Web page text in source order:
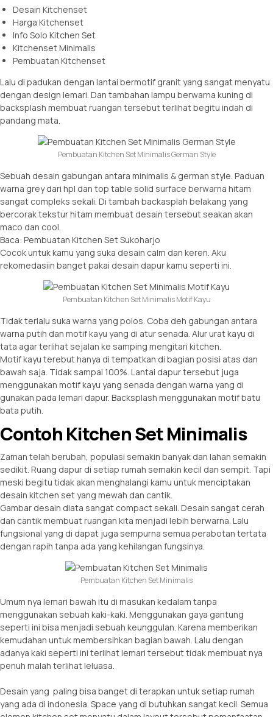
Desain Kitchenset
Harga Kitchenset
Info Solo Kitchen Set
Kitchenset Minimalis
Pembuatan Kitchenset
Lalu di padukan dengan lantai bermotif granit yang sangat menyatu
dengan design lemari. Dan tambahan lampu berwarna kuning di
backsplash membuat ruangan tersebut terlihat begitu indah di
pandang mata.
Pembuatan Kitchen Set Minimalis German Style
Sebuah desain gabungan antara minimalis & german style. Paduan
warna grey dari hpl dan top table solid surface berwarna hitam
sangat compleks sekali. Di tambah backasplah belakang yang
bercorak tekstur hitam membuat desain tersebut seakan akan
maco dan cool.
Baca: Pembuatan Kitchen Set Sukoharjo
Cocok untuk kamu yang suka desain calm dan keren. Aku
rekomedasiin banget pakai desain dapur kamu seperti ini.
Pembuatan Kitchen Set Minimalis Motif Kayu
Tidak terlalu suka warna yang polos. Coba deh gabungan antara
warna putih dan motif kayu yang di atur senada. Alur urat kayu di
tata agar terlihat sejalan ke samping mengitari kitchen.
Motif kayu terebut hanya di tempatkan di bagian posisi atas dan
bawah saja. Tidak sampai 100%. Lantai dapur tersebut juga
menggunakan motif kayu yang senada dengan warna yang di
gunakan pada lemari dapur. Backsplash menggunakan motif batu
bata putih.
Contoh Kitchen Set Minimalis
Zaman telah berubah, populasi semakin banyak dan lahan semakin
sedikit. Ruang dapur di setiap rumah semakin kecil dan sempit. Tapi
meski begitu tidak akan menghalangi kamu untuk menciptakan
desain kitchen set yang mewah dan cantik.
Gambar desain diata sangat compact sekali. Desain sangat cerah
dan cantik membuat ruangan kita menjadi lebih berwarna. Lalu
fungsional yang di dapat juga sempurna semua perabotan tertata
dengan rapih tanpa ada yang kehilangan fungsinya.
Pembuatan Kitchen Set Minimalis
Umum nya lemari bawah itu di masukan kedalam tanpa
menggunakan sebuah kaki-kaki. Menggunakan gaya gantung
seperti ini bisa menjadi sebuah keunggulan. Karena memberikan
kemudahan untuk membersihkan bagian bawah. Lalu dengan
adanya kaki seperti ini terlihat lemari tersebut tidak membuat nya
penuh malah terlihat leluasa.
Desain yang paling bisa banget di terapkan untuk setiap rumah
yang ada di indonesia. Space yang di butuhkan sangat kecil. Semua